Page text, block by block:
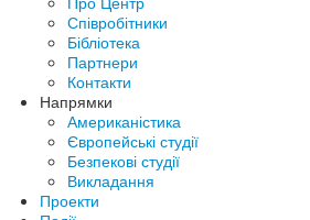
Співробітники
Бібліотека
Партнери
Контакти
Напрямки
Американістика
Європейські студії
Безпекові студії
Викладання
Проекти